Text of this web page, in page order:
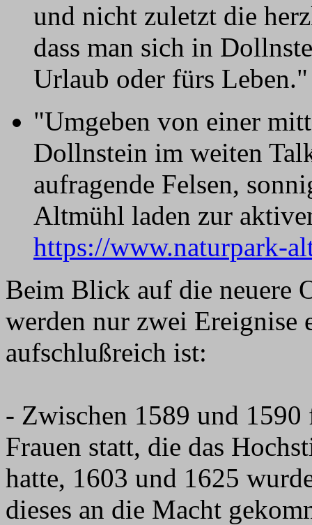
und nicht zuletzt die
dass man sich in
Urlaub oder fürs
"Umgeben von einer
Dollnstein im weiten
aufragende Felsen,
Altmühl laden zur
https://www.naturpark-
Beim Blick auf die neuere
werden nur zwei Ereignise
aufschlußreich ist:
- Zwischen 1589 und
Frauen statt, die das
hatte, 1603 und 1625
dieses an die Macht